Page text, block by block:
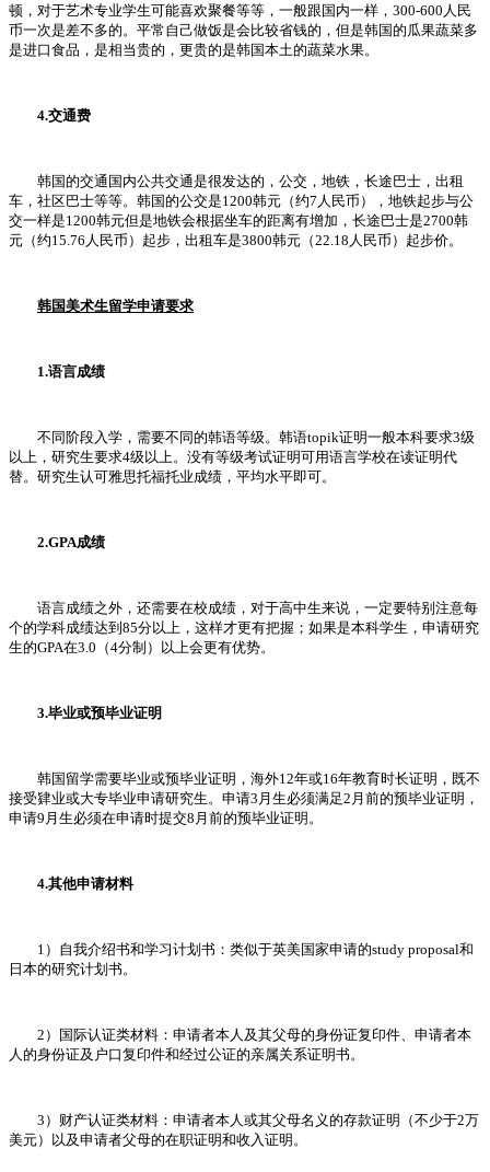
顿，对于艺术专业学生可能喜欢聚餐等等，一般跟国内一样，300-600人民
币一次是差不多的。平常自己做饭是会比较省钱的，但是韩国的瓜果蔬菜多
是进口食品，是相当贵的，更贵的是韩国本土的蔬菜水果。
4.交通费
韩国的交通国内公共交通是很发达的，公交，地铁，长途巴士，出租
车，社区巴士等等。韩国的公交是1200韩元（约7人民币），地铁起步与公
交一样是1200韩元但是地铁会根据坐车的距离有增加，长途巴士是2700韩
元（约15.76人民币）起步，出租车是3800韩元（22.18人民币）起步价。
韩国美术生留学申请要求
1.语言成绩
不同阶段入学，需要不同的韩语等级。韩语topik证明一般本科要求3级
以上，研究生要求4级以上。没有等级考试证明可用语言学校在读证明代
替。研究生认可雅思托福托业成绩，平均水平即可。
2.GPA成绩
语言成绩之外，还需要在校成绩，对于高中生来说，一定要特别注意每
个的学科成绩达到85分以上，这样才更有把握；如果是本科学生，申请研究
生的GPA在3.0（4分制）以上会更有优势。
3.毕业或预毕业证明
韩国留学需要毕业或预毕业证明，海外12年或16年教育时长证明，既不
接受肄业或大专毕业申请研究生。申请3月生必须满足2月前的预毕业证明，
申请9月生必须在申请时提交8月前的预毕业证明。
4.其他申请材料
1）自我介绍书和学习计划书：类似于英美国家申请的study proposal和
日本的研究计划书。
2）国际认证类材料：申请者本人及其父母的身份证复印件、申请者本
人的身份证及户口复印件和经过公证的亲属关系证明书。
3）财产认证类材料：申请者本人或其父母名义的存款证明（不少于2万
美元）以及申请者父母的在职证明和收入证明。